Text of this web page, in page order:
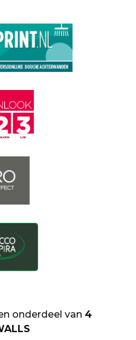
onderdeel van 4